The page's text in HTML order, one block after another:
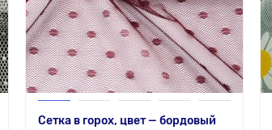
Сетка в горох, цвет — бордовый